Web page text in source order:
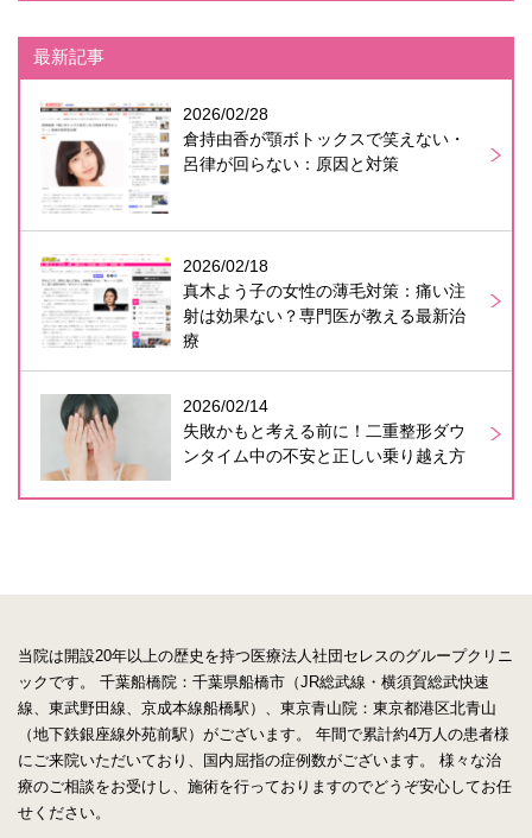
最新記事
2026/02/28
倉持由香が顎ボトックスで笑えない・
呂律が回らない：原因と対策
2026/02/18
真木よう子の女性の薄毛対策：痛い注
射は効果ない？専門医が教える最新治
療
2026/02/14
失敗かもと考える前に！二重整形ダウ
ンタイム中の不安と正しい乗り越え方
当院は開設20年以上の歴史を持つ医療法人社団セレスのグループクリニ
ックです。
千葉船橋院：千葉県船橋市（JR総武線・横須賀総武快速
線、東武野田線、京成本線船橋駅）、東京青山院：東京都港区北青山
（地下鉄銀座線外苑前駅）がございます。
年間で累計約4万人の患者様
にご来院いただいており、国内屈指の症例数がございます。
様々な治
療のご相談をお受けし、施術を行っておりますのでどうぞ安心してお任
せください。